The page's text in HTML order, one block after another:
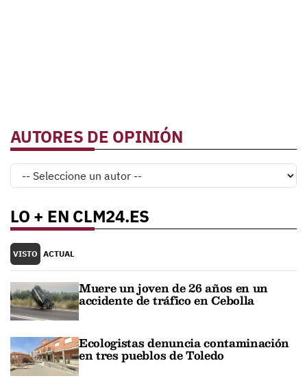
AUTORES DE OPINIÓN
LO + EN CLM24.ES
VISTO ACTUAL
Muere un joven de 26 años en un
accidente de tráfico en Cebolla
Ecologistas denuncia contaminación
en tres pueblos de Toledo